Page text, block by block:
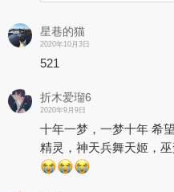
星巷的猫
2020年10月3日
521
折木爱瑠6
2020年9月9日
十年一梦，一梦十年 希
精灵，神天兵舞天姬，